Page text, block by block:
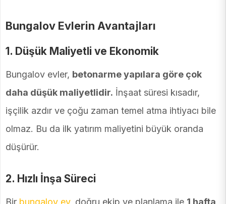
Bungalov Evlerin Avantajları
1. Düşük Maliyetli ve Ekonomik
Bungalov evler, betonarme yapılara göre çok
daha düşük maliyetlidir. İnşaat süresi kısadır,
işçilik azdır ve çoğu zaman temel atma ihtiyacı bile
olmaz. Bu da ilk yatırım maliyetini büyük oranda
düşürür.
2. Hızlı İnşa Süreci
Bir bungalov ev, doğru ekip ve planlama ile 1 hafta